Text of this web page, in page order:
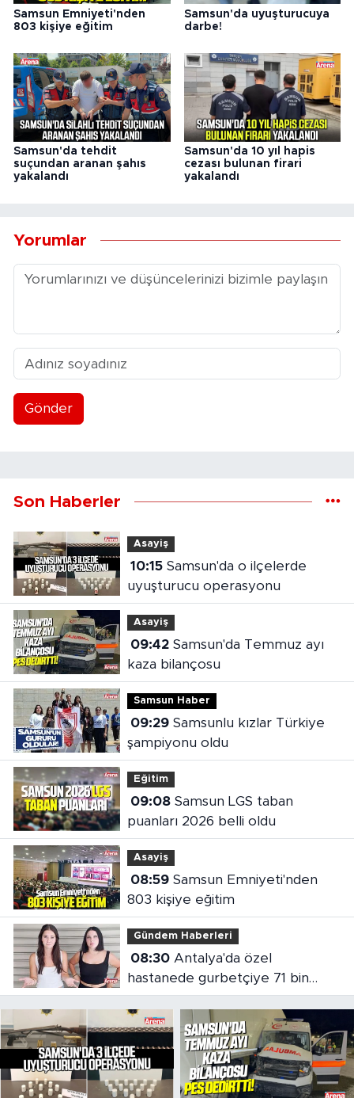
Samsun Emniyeti'nden
803 kişiye eğitim
Samsun'da uyuşturucuya
darbe!
Samsun'da tehdit
suçundan aranan şahıs
yakalandı
Samsun'da 10 yıl hapis
cezası bulunan firari
yakalandı
Yorumlar
Gönder
Son Haberler
Asayiş
10:15Samsun'da o ilçelerde
uyuşturucu operasyonu
Asayiş
09:42Samsun'da Temmuz ayı
kaza bilançosu
Samsun Haber
09:29Samsunlu kızlar Türkiye
şampiyonu oldu
Eğitim
09:08Samsun LGS taban
puanları 2026 belli oldu
Asayiş
08:59Samsun Emniyeti'nden
803 kişiye eğitim
Gündem Haberleri
08:30Antalya'da özel
hastanede gurbetçiye 71 bin
liralık fatura